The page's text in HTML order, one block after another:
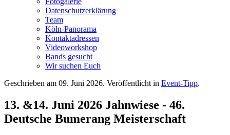
Datenschutzerklärung
Team
Köln-Panorama
Kontaktadressen
Videoworkshop
Bands gesucht
Wir suchen Euch
Geschrieben am 09. Juni 2026. Veröffentlicht in Event-Tipp.
13. &14. Juni 2026 Jahnwiese - 46.
Deutsche Bumerang Meisterschaft